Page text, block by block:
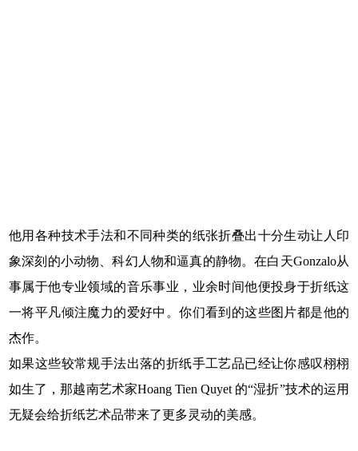
他用各种技术手法和不同种类的纸张折叠出十分生动让人印
象深刻的小动物、科幻人物和逼真的静物。在白天Gonzalo从
事属于他专业领域的音乐事业，业余时间他便投身于折纸这
一将平凡倾注魔力的爱好中。你们看到的这些图片都是他的
杰作。
如果这些较常规手法出落的折纸手工艺品已经让你感叹栩栩
如生了，那越南艺术家Hoang Tien Quyet 的“湿折”技术的运用
无疑会给折纸艺术品带来了更多灵动的美感。